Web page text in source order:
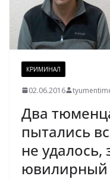
КРИМИНАЛ
02.06.2016
Два
пытались
не удалось,
ювилирный